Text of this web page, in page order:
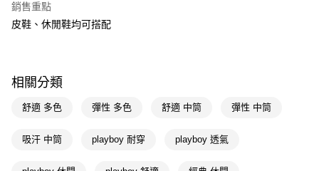
悠遊付
相關說明
【關於「AFTEE先享後付」】
１．簡單：不需註冊會員、不需綁卡、不需儲值。
３．安心：先確認商品／服務後，再付款。
即享券
銷售重點
皮鞋、休閒鞋均可搭配
相關分類
舒適 多色 彈性 多色 舒適 中筒 彈性 中筒
吸汗 中筒 playboy 耐穿 playboy 透氣